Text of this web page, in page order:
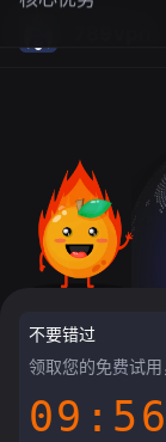
不要错过
领取您的免费试用
09:55